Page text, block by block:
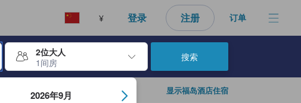
¥ 登录 注册 订单
2位大人
1间房
日期。使用 Enter 键选择日期后，入住日期将被选择。重复相同操作以选择
2026年9月
搜索
显示福岛酒店住宿